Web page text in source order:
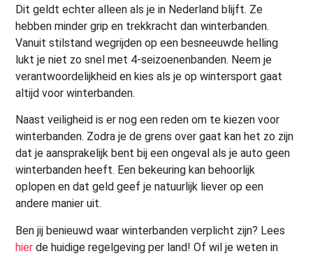
Dit geldt echter alleen als je in Nederland blijft. Ze
hebben minder grip en trekkracht dan winterbanden.
Vanuit stilstand wegrijden op een besneeuwde helling
lukt je niet zo snel met 4-seizoenenbanden. Neem je
verantwoordelijkheid en kies als je op wintersport gaat
altijd voor winterbanden.
Naast veiligheid is er nog een reden om te kiezen voor
winterbanden. Zodra je de grens over gaat kan het zo zijn
dat je aansprakelijk bent bij een ongeval als je auto geen
winterbanden heeft. Een bekeuring kan behoorlijk
oplopen en dat geld geef je natuurlijk liever op een
andere manier uit.
Ben jij benieuwd waar winterbanden verplicht zijn? Lees
hierde huidige regelgeving per land! Of wil je weten in